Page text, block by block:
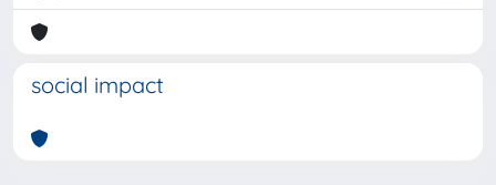
social impact